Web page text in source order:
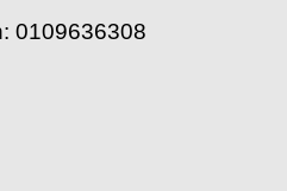
0109636308